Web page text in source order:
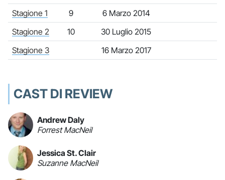
Stagione 1
9
6 Marzo 2014
Stagione 2
10
30 Luglio 2015
Stagione 3
16 Marzo 2017
CAST DI REVIEW
Andrew Daly
Forrest MacNeil
Jessica St. Clair
Suzanne MacNeil